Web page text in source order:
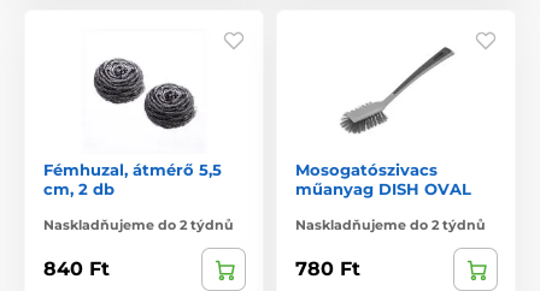
Fémhuzal, átmérő 5,5
cm, 2 db
Naskladňujeme do 2 týdnů
840 Ft
Mosogatószivacs
műanyag DISH OVAL
Naskladňujeme do 2 týdnů
780 Ft